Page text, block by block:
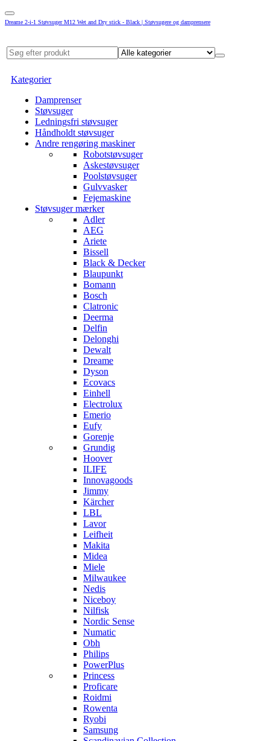
Dreame 2-i-1 Støvsuger M12 Wet and Dry stick - Black | Støvsugere og damprensere
Kategorier
Damprenser
Støvsuger
Ledningsfri støvsuger
Håndholdt støvsuger
Andre rengøring maskiner
Robotstøvsuger
Askestøvsuger
Poolstøvsuger
Gulvvasker
Fejemaskine
Støvsuger mærker
Adler
AEG
Ariete
Bissell
Black & Decker
Blaupunkt
Bomann
Bosch
Clatronic
Deerma
Delfin
Delonghi
Dewalt
Dreame
Dyson
Ecovacs
Einhell
Electrolux
Emerio
Eufy
Gorenje
Grundig
Hoover
ILIFE
Innovagoods
Jimmy
Kärcher
LBL
Lavor
Leifheit
Makita
Midea
Miele
Milwaukee
Nedis
Niceboy
Nilfisk
Nordic Sense
Numatic
Obh
Philips
PowerPlus
Princess
Proficare
Roidmi
Rowenta
Ryobi
Samsung